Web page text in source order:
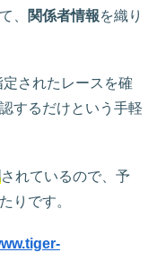
、 関係者情報を織り
定されたレースを確
するだけという手軽
されているので、予
りです。